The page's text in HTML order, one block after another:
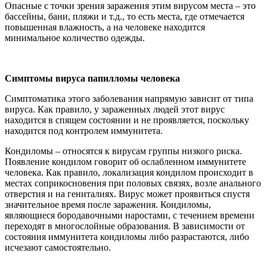
Опасные с точки зрения заражения этим вирусом места – это
бассейны, бани, пляжи и т.д., то есть места, где отмечается
повышенная влажность, а на человеке находится
минимальное количество одежды.
Симптомы вируса папилломы человека
Симптоматика этого заболевания напрямую зависит от типа
вируса. Как правило, у зараженных людей этот вирус
находится в спящем состоянии и не проявляется, поскольку
находится под контролем иммунитета.
Кондиломы – относятся к вирусам группы низкого риска.
Появление кондилом говорит об ослабленном иммунитете
человека. Как правило, локализация кондилом происходит в
местах соприкосновения при половых связях, возле анального
отверстия и на гениталиях. Вирус может проявиться спустя
значительное время после заражения. Кондиломы,
являющиеся бородавочными наростами, с течением времени
переходят в многослойные образования. В зависимости от
состояния иммунитета кондиломы либо разрастаются, либо
исчезают самостоятельно.